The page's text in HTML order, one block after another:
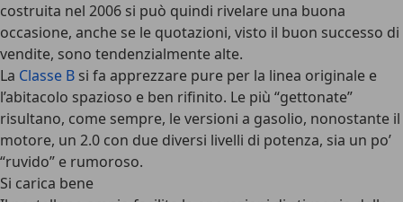
costruita nel 2006 si può quindi rivelare una buona
occasione, anche se le quotazioni, visto il buon successo di
vendite, sono tendenzialmente alte.
La Classe B si fa apprezzare pure per la linea originale e
l’abitacolo spazioso e ben rifinito. Le più “gettonate”
risultano, come sempre, le versioni a gasolio, nonostante il
motore, un 2.0 con due diversi livelli di potenza, sia un po’
“ruvido” e rumoroso.
Si carica bene